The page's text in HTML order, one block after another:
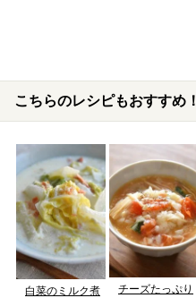
こちらのレシピもおすすめ！
白菜のミルク煮
チーズたっぷり